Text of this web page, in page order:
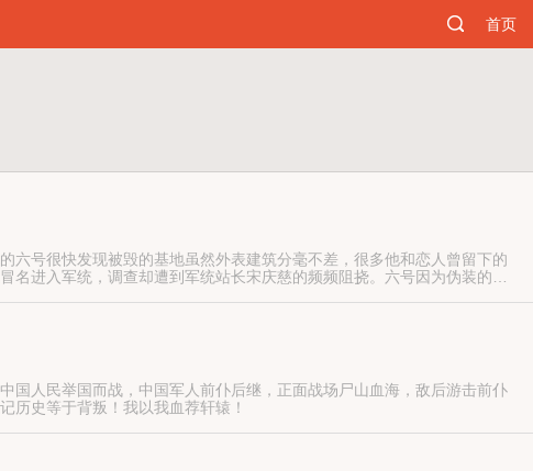
首页
六号很快发现被毁的基地虽然外表建筑分毫不差，很多他和恋人曾留下的
进入军统，调查却遭到军统站长宋庆慈的频频阻挠。六号因为伪装的身
国人民举国而战，中国军人前仆后继，正面战场尸山血海，敌后游击前仆
历史等于背叛！我以我血荐轩辕！